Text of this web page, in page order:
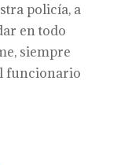
policía, a
en todo
siempre
funcionario